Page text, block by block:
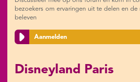
bezoekers om ervaringen uit te delen en de
beleven
Aanmelden
Disneyland Paris